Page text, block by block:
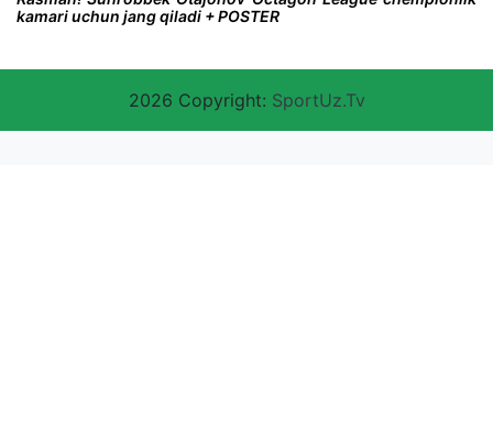
kamari uchun jang qiladi + POSTER
2026 Copyright: SportUz.Tv